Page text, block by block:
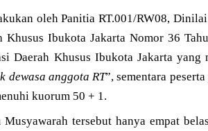
oleh Panitia RT.001/RW08,
Ibukota Jakarta Nomor 36
Daerah Khusus Ibukota Jakarta yang
dewasa anggota RT”, sementara
kuorum 50 + 1.
tersebut hanya empat